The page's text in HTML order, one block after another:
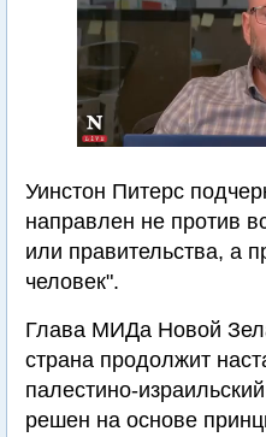
Уинстон Питерс
направлен не против
или правительства, а
человек".
Глава МИДа Новой
страна продолжит
палестино-
решен на основе